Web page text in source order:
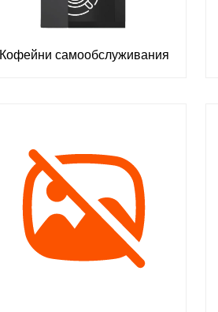
Кофейни самообслуживания